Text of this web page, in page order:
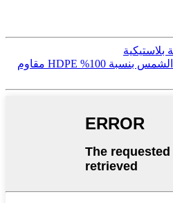
قماش للحماية من الشمس بنسبة 100% HDPE مقاوم